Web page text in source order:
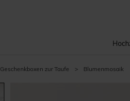
Geschenkboxen zur Taufe > Blumenmosaik